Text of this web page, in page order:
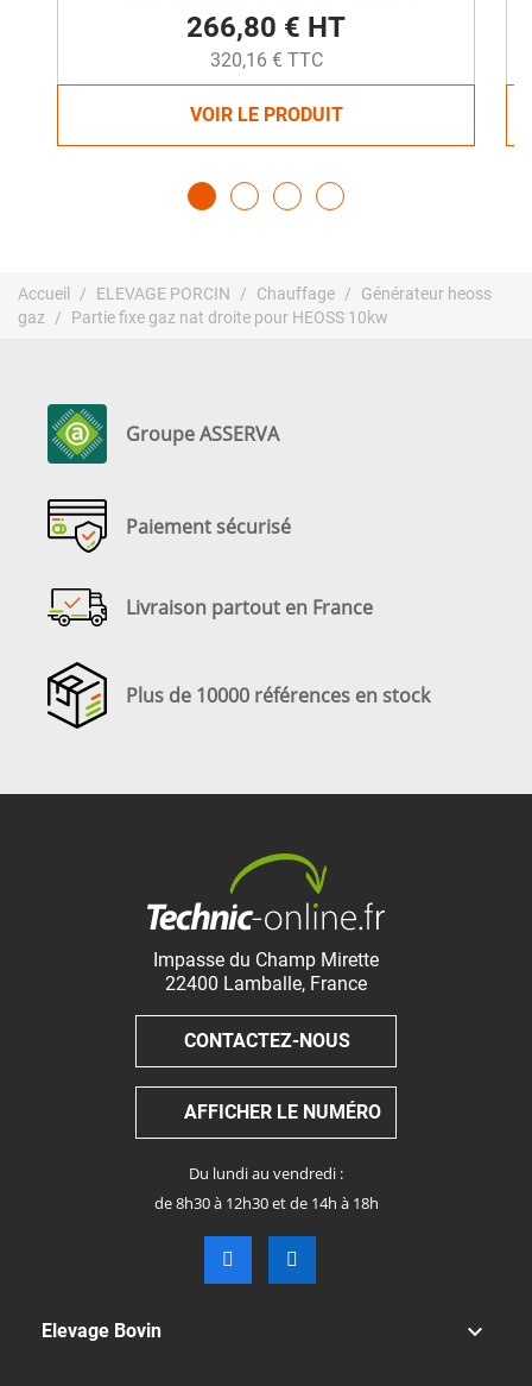
266,80 € HT
320,16 € TTC
VOIR LE PRODUIT
Accueil ELEVAGE PORCIN Chauffage
Générateur heoss
gaz
Partie fixe gaz nat droite pour HEOSS 10kw
Groupe ASSERVA
Paiement sécurisé
Livraison partout en France
Plus de 10000 références en stock
Impasse du Champ Mirette
22400 Lamballe, France
CONTACTEZ-NOUS
AFFICHER LE NUMÉRO
Du lundi au vendredi :
de 8h30 à 12h30 et de 14h à 18h
Elevage Bovin 